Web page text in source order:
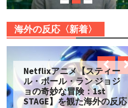
海外の反応〈新着〉
Netflixアニメ【スティー
ル・ボール・ラン ジョジ
ョの奇妙な冒険：1st
STAGE】を観た海外の反応